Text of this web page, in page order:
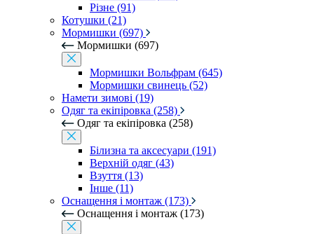
Різне (91)
Котушки (21)
Мормишки (697)
Мормишки (697)
Мормишки Вольфрам (645)
Мормишки свинець (52)
Намети зимові (19)
Одяг та екіпіровка (258)
Одяг та екіпіровка (258)
Білизна та аксесуари (191)
Верхній одяг (43)
Взуття (13)
Інше (11)
Оснащення і монтаж (173)
Оснащення і монтаж (173)